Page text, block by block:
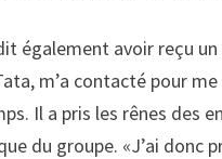
également avoir reçu
m’a contacté pour
Il a pris les rênes des
du groupe. «J’ai donc